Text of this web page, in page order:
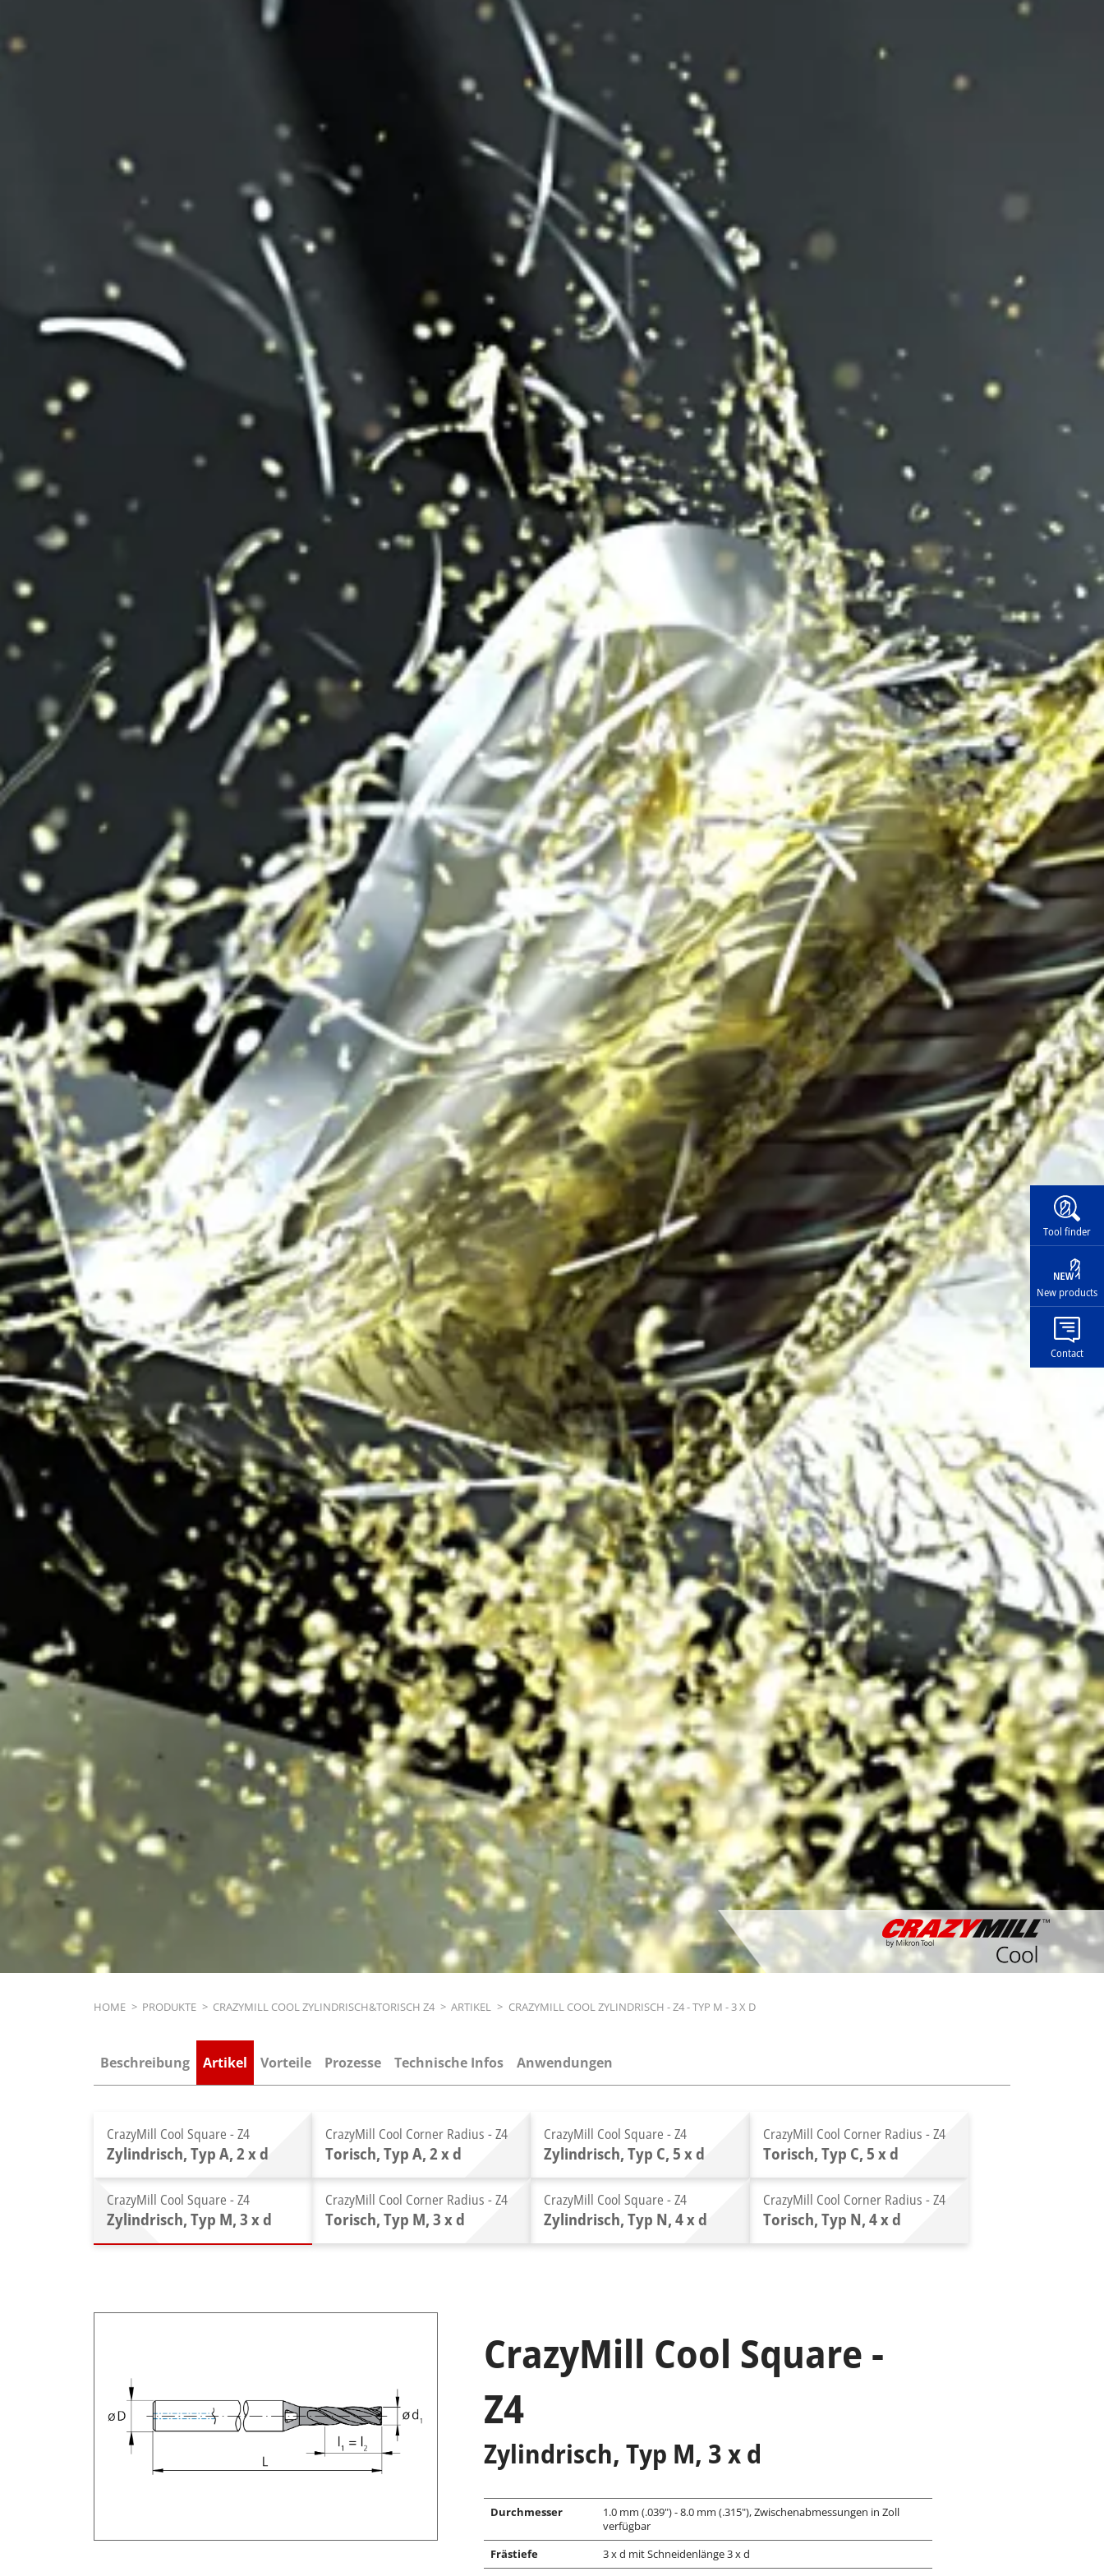
Tool finder
New products
Contact
Breadcrumb
HOME > PRODUKTE > CRAZYMILL COOL ZYLINDRISCH&TORISCH Z4 > ARTIKEL > CRAZYMILL COOL ZYLINDRISCH - Z4 - TYP M - 3 X D
Beschreibung Artikel Vorteile Prozesse Technische Infos Anwendungen
CrazyMill Cool Square - Z4
Zylindrisch, Typ A, 2 x d
CrazyMill Cool Corner Radius - Z4
Torisch, Typ A, 2 x d
CrazyMill Cool Square - Z4
Zylindrisch, Typ C, 5 x d
CrazyMill Cool Corner Radius - Z4
Torisch, Typ C, 5 x d
CrazyMill Cool Square - Z4
Zylindrisch, Typ M, 3 x d
CrazyMill Cool Corner Radius - Z4
Torisch, Typ M, 3 x d
CrazyMill Cool Square - Z4
Zylindrisch, Typ N, 4 x d
CrazyMill Cool Corner Radius - Z4
Torisch, Typ N, 4 x d
CrazyMill Cool Square -
Z4
Zylindrisch, Typ M, 3 x d
Durchmesser
1.0 mm (.039") - 8.0 mm (.315"), Zwischenabmessungen in Zoll
verfügbar
Frästiefe
3 x d mit Schneidenlänge 3 x d